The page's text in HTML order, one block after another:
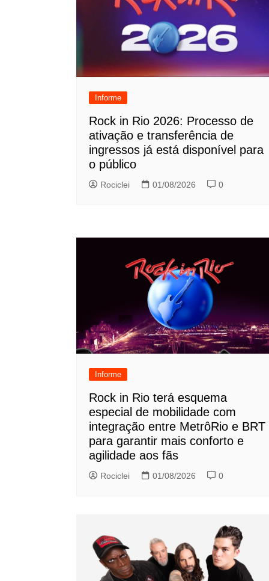
Informe
Rock in Rio 2026: Processo de
ativação e transferência de
ingressos já está disponível para
o público
Rociclei 01/08/2026 0
Informe
Rock in Rio terá esquema
especial de mobilidade com
integração entre MetrôRio e BRT
para garantir mais conforto e
agilidade aos fãs
Rociclei 01/08/2026 0